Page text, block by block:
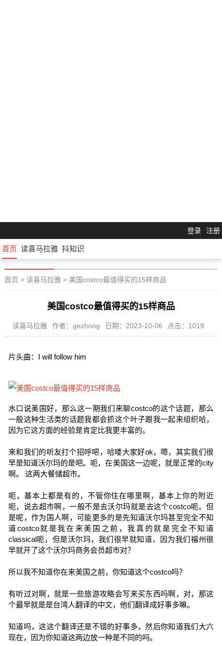
登录 注册
首页 读喜马拉雅 抖知识
首页 > 读喜马拉雅> 美国costco最值得买的15样商品
美国costco最值得买的15样商品
读喜马拉雅 作者：gezhong 日期：2023-10-06 点击：1019
片头曲：I will follow him
水口说美国好，那么这一期我们来聊costco的这个话题，那么
一般这种生活类的话题我都会抓这个叶子跟我一起来组织哈，
因为它这方面的经验是肯定比我更丰富的。
来和我们的听友打个招呼吧，哈喽大家好ok，嗯，其实我们很
早是知道沃尔玛的是吧。呃，在美国这一边呢，就是正常的city
啊。 这两大餐储超市。
呃，基本上都是有的，不管你住在哪里啊，基本上你的附近
呃，说去超市啊，一般不是去沃尔玛就是去这个costco呃。但
是呢，作为国人啊，可能更多的是先知道沃尔玛甚至完全不知
道costco就是我在来美国之前，我真的就是完全不知道
classical呃，但是沃尔玛，我们很早就知道，因为我们福州很
早就开了这个沃尔玛商务会员超市对？
所以我不知道你在来美国之前，你知道这个costco吗？
有听过对啊，就是一些旅游攻略会写来买东西吗啊，对，那这
个最早就是是台湾人翻译的中文，他们翻译成好事多嘛。
知道吗，这这个翻译还是不错的好事多，然后你知道我们大六
现在，因为你知道这两边放一种是不同的吗。